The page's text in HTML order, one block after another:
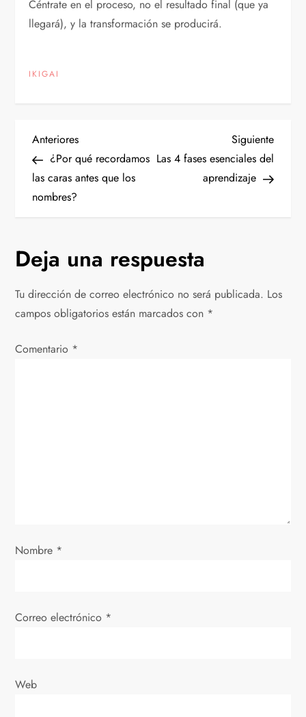
Céntrate en el proceso, no el resultado final (que ya
llegará), y la transformación se producirá.
IKIGAI
N
a
v
e
g
a
c
n
r
d
Entrada
anterior
Anteriores
¿Por qué recordamos
las caras antes que los
nombres?
Siguiente
Las 4 fases esenciales del
aprendizaje
Deja una respuesta
Tu dirección de correo electrónico no será publicada. Los
campos obligatorios están marcados con *
Comentario *
Nombre *
Correo electrónico *
Web